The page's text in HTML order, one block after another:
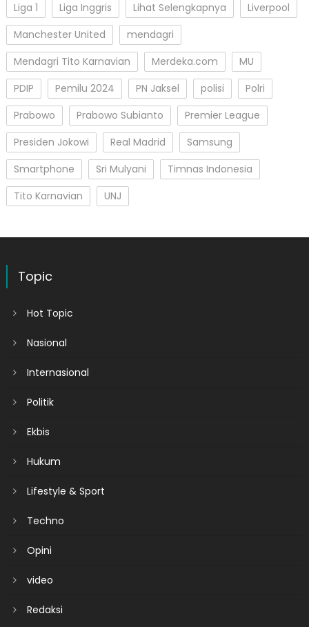
Liga 1
Liga Inggris Lihat Selengkapnya
Liverpool
Manchester United
mendagri
Mendagri Tito Karnavian
Merdeka.com
MU
PDIP
Pemilu 2024 PN Jaksel polisi
Polri
Prabowo
Prabowo Subianto
Premier League
Presiden Jokowi
Real Madrid
Samsung
Smartphone
Sri Mulyani
Timnas Indonesia
Tito Karnavian
UNJ
Topic
Hot Topic
Nasional
Internasional
Politik
Ekbis
Hukum
Lifestyle & Sport
Techno
Opini
video
Redaksi